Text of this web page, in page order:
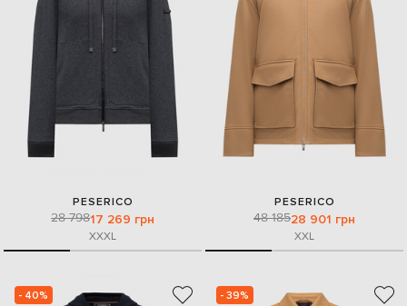
PESERICO
28 79817 269 грн
XXXL
PESERICO
48 18528 901 грн
XXL
- 40% - 39%